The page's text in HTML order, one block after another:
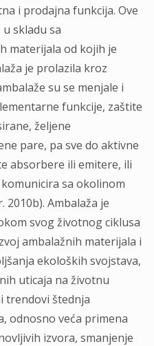
i prodajna funkcija. Ove
skladu sa
materijala od kojih je
je prolazila kroz
su se menjale i
funkcije, zaštite
željene
pare, pa sve do aktivne
absorbere ili emitere, ili
sa okolinom
2010b). Ambalaža je
svog životnog ciklusa
ambalažnih materijala i
ekoloških svojstava,
uticaja na životnu
trendovi štednja
odnosno veća primena
izvora, smanjenje